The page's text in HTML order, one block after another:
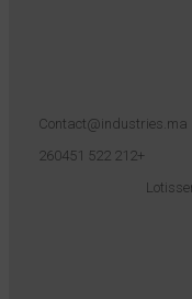
Contact@industries.ma
+212 522 260451